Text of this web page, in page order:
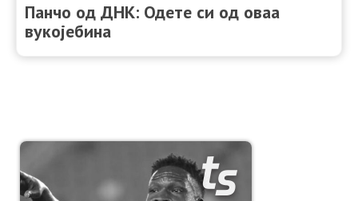
Панчо од ДНК: Одете си од оваа
вукојебина